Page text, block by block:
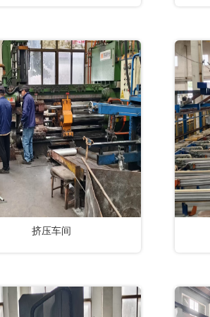
挤压车间